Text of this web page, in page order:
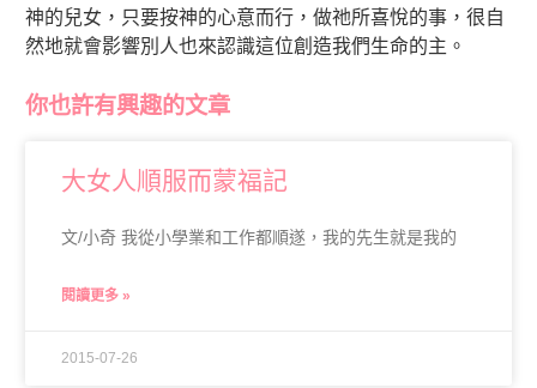
神的兒女，只要按神的心意而行，做祂所喜悅的事，很自
然地就會影響別人也來認識這位創造我們生命的主。
你也許有興趣的文章
大女人順服而蒙福記
文/小奇 我從小學業和工作都順遂，我的先生就是我的
閱讀更多 »
2015-07-26